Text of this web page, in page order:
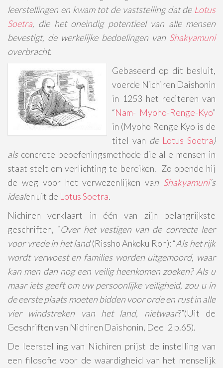
leerstellingen en kwam tot de vaststelling dat de Lotus
Soetra, die het oneindig potentieel van alle mensen
bevestigt, de werkelijke bedoelingen van Shakyamuni
overbracht.
Gebaseerd op dit besluit,
voerde Nichiren Daishonin
in 1253 het reciteren van
“Nam- Myoho-Renge-Kyo”
in (Myoho Renge Kyo is de
titel van de Lotus Soetra)
alsconcrete beoefeningsmethode die alle mensen in
staat stelt om verlichting te bereiken. Zo opende hij
de weg voor het verwezenlijken van Shakyamuni’s
idealen uit de Lotus Soetra.
Nichiren verklaart in één van zijn belangrijkste
geschriften, “Over het vestigen van de correcte leer
voor vrede in het land(Rissho Ankoku Ron): “Als het rijk
wordt verwoest en families worden uitgemoord, waar
kan men dan nog een veilig heenkomen zoeken? Als u
maar iets geeft om uw persoonlijke veiligheid, zou u in
de eerste plaats moeten bidden voor orde en rust in alle
vier windstreken van het land, nietwaar?”(Uit de
Geschriften van Nichiren Daishonin, Deel 2 p.65).
De leerstelling van Nichiren prijst de instelling van
een filosofie voor de waardigheid van het menselijk